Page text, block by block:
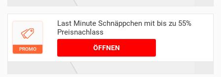
PROMO
Last Minute Schnäppchen mit bis zu 55%
Preisnachlass
ÖFFNEN